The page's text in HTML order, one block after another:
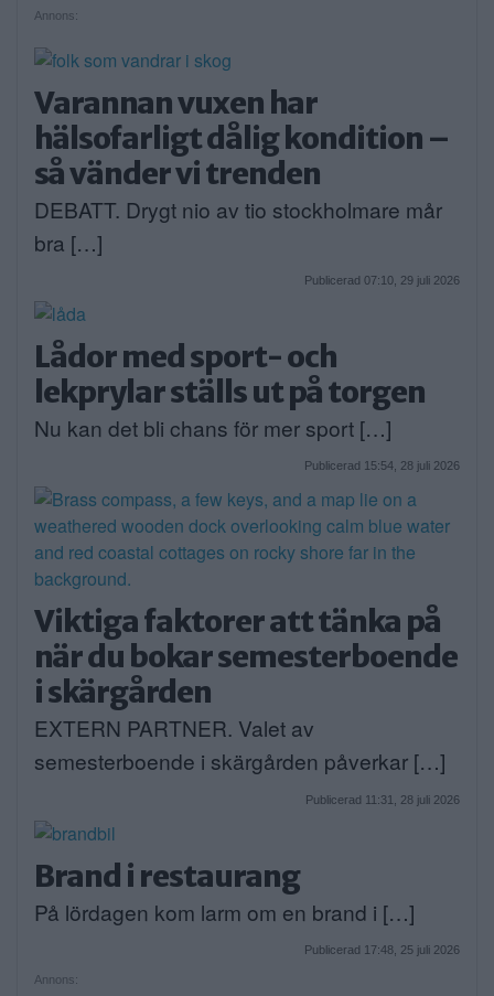
Annons:
Varannan vuxen har
hälsofarligt dålig kondition –
så vänder vi trenden
DEBATT. Drygt nio av tio stockholmare mår
bra […]
Publicerad 07:10, 29 juli 2026
Lådor med sport- och
lekprylar ställs ut på torgen
Nu kan det bli chans för mer sport […]
Publicerad 15:54, 28 juli 2026
Viktiga faktorer att tänka på
när du bokar semesterboende
i skärgården
EXTERN PARTNER. Valet av
semesterboende i skärgården påverkar […]
Publicerad 11:31, 28 juli 2026
Brand i restaurang
På lördagen kom larm om en brand i […]
Publicerad 17:48, 25 juli 2026
Annons: